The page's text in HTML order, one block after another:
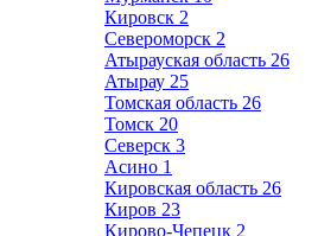
Кировск 2
Североморск 2
Атырауская область 26
Атырау 25
Томская область 26
Томск 20
Северск 3
Асино 1
Кировская область 26
Киров 23
Кирово-Чепецк 2